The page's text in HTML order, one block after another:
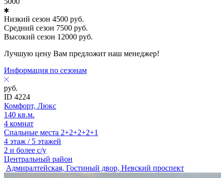
Низкий сезон 4500 руб.
Средний сезон 7500 руб.
Высокий сезон 12000 руб.
Лучшую цену Вам предложит наш менеджер!
Информация по сезонам
руб.
ID 4224
Комфорт, Люкс
140 кв.м.
4 комнат
Спальные места 2+2+2+2+1
4 этаж / 5 этажей
2 и более с/у
Центральный район
Адмиралтейская, Гостиный двор, Невский проспект